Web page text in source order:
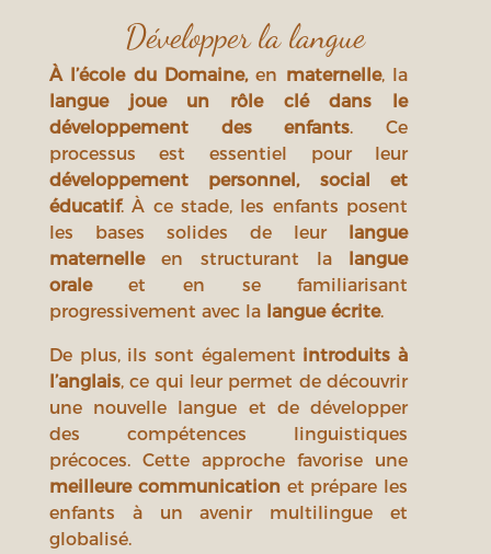
Développer la langue
À l’école du Domaine,en maternelle, la
langue joue un rôle clé dans le
développement des enfants. Ce
processus est essentiel pour leur
développement personnel, social et
éducatif. À ce stade, les enfants posent
les bases solides de leur
langue
maternelleen structurant la
langue
oraleet en se familiarisant
progressivement avec la langue écrite.
De plus, ils sont également introduits à
l’anglais, ce qui leur permet de découvrir
une nouvelle langue et de développer
des compétences linguistiques
précoces. Cette approche favorise une
meilleure communicationet prépare les
enfants à un avenir multilingue et
globalisé.